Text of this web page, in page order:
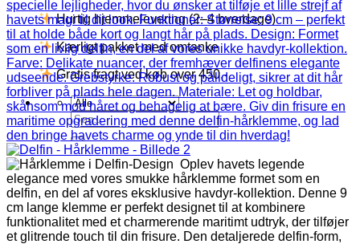
Hurtig hjemmelevering (2–4 hverdage)
Kærligt pakket med omtanke
Gratis fragt ved køb over 450,-
Søg
efter: